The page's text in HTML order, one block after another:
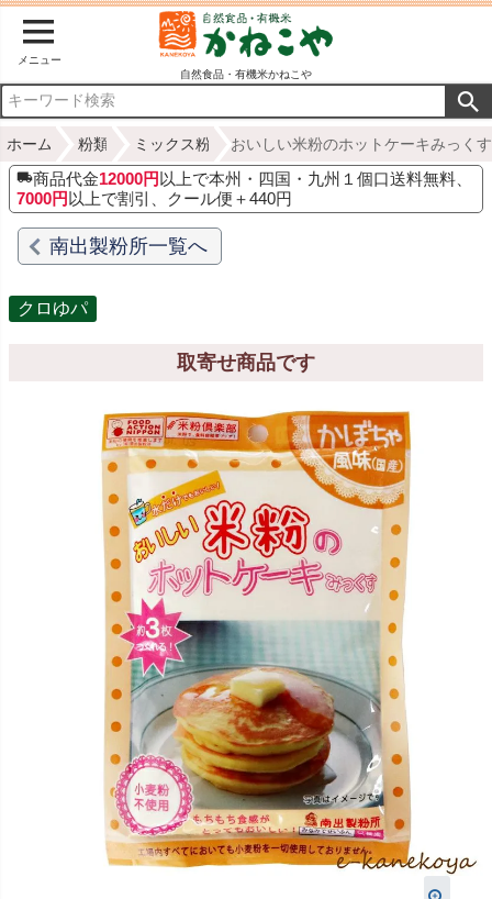
メニュー
自然食品・有機米かねこや
ホーム 粉類 ミックス粉 おいしい米粉のホットケーキみっく
商品代金12000円 以上で本州・四国・九州１個口送料無料、
7000円 以上で割引、クール便＋440円
南出製粉所一覧へ
クロゆパ
取寄せ商品です